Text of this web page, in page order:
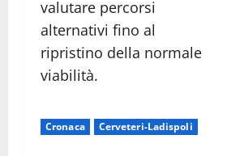
valutare percorsi
alternativi fino al
ripristino della normale
viabilità.
Cronaca Cerveteri-Ladispoli